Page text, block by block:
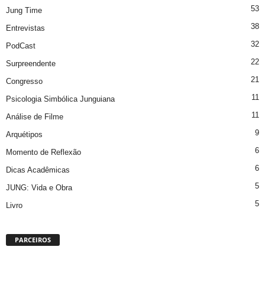
Jung Time 53
Entrevistas 38
PodCast 32
Surpreendente 22
Congresso 21
Psicologia Simbólica Junguiana 11
Análise de Filme 11
Arquétipos 9
Momento de Reflexão 6
Dicas Acadêmicas 6
JUNG: Vida e Obra 5
Livro 5
PARCEIROS